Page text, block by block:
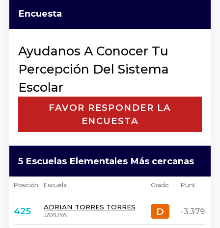
Encuesta
Ayudanos A Conocer Tu
Percepción Del Sistema
Escolar
FAVOR RESPONDER LA
ENCUESTA
5 Escuelas Elementales Más cercanas
Posición Escuela Grado Punt.
425 ADRIAN TORRES TORRES
JAYUYA D
D -3.379